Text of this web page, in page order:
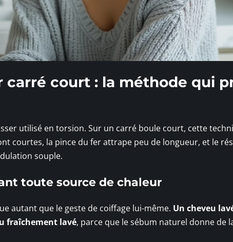
carré court : la méthode qui
utilisé en torsion. Sur un carré boule court, cette
courtes, la pince du fer attrape peu de longueur, et le
souple.
toute source de chaleur
autant que le geste de coiffage lui-même. Un cheveu
fraîchement lavé, parce que le sébum naturel donne de